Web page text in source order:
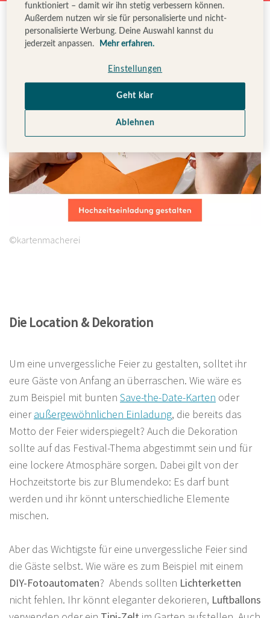
©kartenmacherei
Die Location & Dekoration
Um eine unvergessliche Feier zu gestalten, solltet ihr
eure Gäste von Anfang an überraschen. Wie wäre es
zum Beispiel mit bunten Save-the-Date-Karten oder
eineraußergewöhnlichen Einladung, die bereits das
Motto der Feier widerspiegelt? Auch die Dekoration
sollte auf das Festival-Thema abgestimmt sein und für
eine lockere Atmosphäre sorgen. Dabei gilt von der
Hochzeitstorte bis zur Blumendeko: Es darf bunt
werden und ihr könnt unterschiedliche Elemente
mischen.
Aber das Wichtigste für eine unvergessliche Feier sind
die Gäste selbst. Wie wäre es zum Beispiel mit einem
DIY-Fotoautomaten? Abends sollten Lichterketten
nicht fehlen. Ihr könnt eleganter dekorieren, Luftballons
funktioniert – damit wir ihn stetig verbessern können.
Außerdem nutzen wir sie für personalisierte und nicht-
personalisierte Werbung. Deine Auswahl kannst du
jederzeit anpassen.
Mehr erfahren.
Einstellungen
Ablehnen
Geht klar